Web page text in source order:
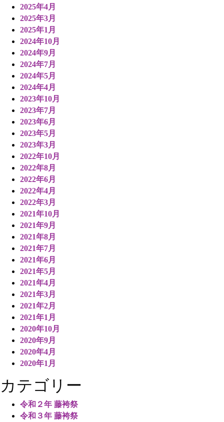
2025年4月
2025年3月
2025年1月
2024年10月
2024年9月
2024年7月
2024年5月
2024年4月
2023年10月
2023年7月
2023年6月
2023年5月
2023年3月
2022年10月
2022年8月
2022年6月
2022年4月
2022年3月
2021年10月
2021年9月
2021年8月
2021年7月
2021年6月
2021年5月
2021年4月
2021年3月
2021年2月
2021年1月
2020年10月
2020年9月
2020年4月
2020年1月
カテゴリー
令和２年 藤袴祭
令和３年 藤袴祭